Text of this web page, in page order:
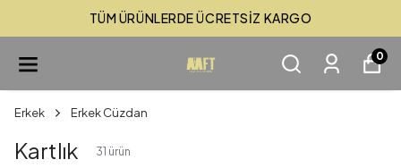
TÜM ÜRÜNLERDE ÜCRETSİZ KARGO
0
Erkek Erkek Cüzdan
Kartlık 31 ürün